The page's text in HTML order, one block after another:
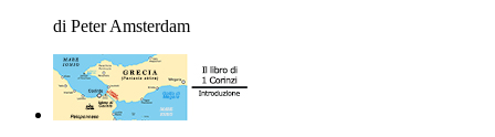
di Peter Amsterdam